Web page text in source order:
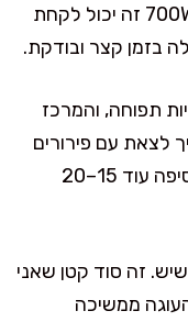
לוקח בערך 2:30–3:15 דק'. במיקרו 700W זה יכול לקחת
תפוחה, והמרכז
לצאת עם פירורים
לחים, לא עם בלילה. אם צריך, אני מוסיפה עוד 15–20
2 דקות על השיש. זה סוד קטן שאני
ממשיכה